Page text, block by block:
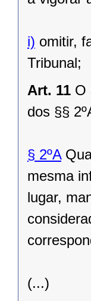
i) omitir,
Tribunal;
Art. 11 O
dos §§
§ 2ºA
mesma
lugar,
(...)